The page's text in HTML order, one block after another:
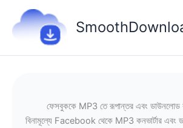
content
ফেসবুককে MP3 তে রূপান্তর এবং ডাউনলোড
বিনামূল্যে Facebook থেকে MP3 কনভার্টার এবং